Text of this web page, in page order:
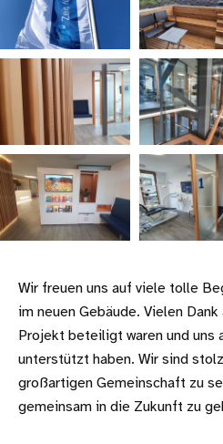
Wir freuen uns auf viele tolle
im neuen Gebäude. Vielen
Projekt beteiligt waren und uns
unterstützt haben. Wir sind
großartigen Gemeinschaft zu
gemeinsam in die Zukunft zu